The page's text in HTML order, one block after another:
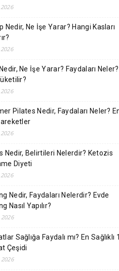
Nedir, Ne İşe Yarar? Hangi Kasları
Ne İşe Yarar? Faydaları Neler?
Pilates Nedir, Faydaları Neler?
Nedir, Belirtileri Nelerdir? Ketozis
Diyeti
Nedir, Faydaları Nelerdir? Evde
Nasıl Yapılır?
Sağlığa Faydalı mı? En Sağlıklı
Çeşidi